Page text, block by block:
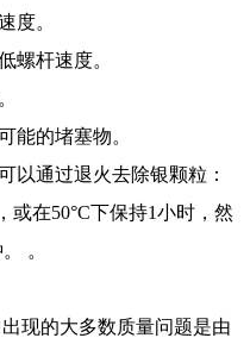
度。
螺杆速度。
能的堵塞物。
以通过退火去除银颗粒：
或在50°C下保持1小时，然
。
现的大多数质量问题是由